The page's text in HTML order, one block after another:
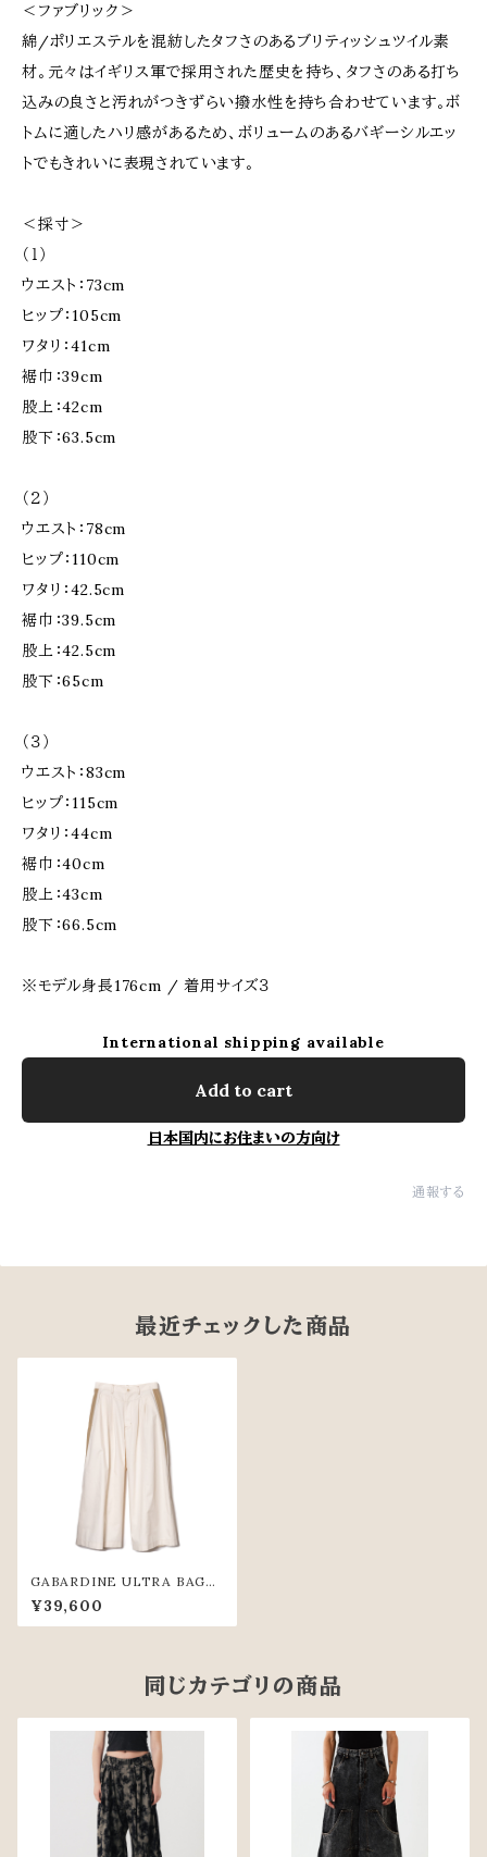
＜ファブリック＞
綿/ポリエステルを混紡したタフさのあるブリティッシュツイル素
材。元々はイギリス軍で採用された歴史を持ち、タフさのある打ち
込みの良さと汚れがつきずらい撥水性を持ち合わせています。ボ
トムに適したハリ感があるため、ボリュームのあるバギーシルエッ
トでもきれいに表現されています。
＜採寸＞
（１）
ウエスト：73cm
ヒップ：105cm
ワタリ：41cm
裾巾：39cm
股上：42cm
股下：63.5cm
（２）
ウエスト：78cm
ヒップ：110cm
ワタリ：42.5cm
裾巾：39.5cm
股上：42.5cm
股下：65cm
（３）
ウエスト：83cm
ヒップ：115cm
ワタリ：44cm
裾巾：40cm
股上：43cm
股下：66.5cm
※モデル身長176cm / 着用サイズ３
International shipping available
Add to cart
日本国内にお住まいの方向け
通報する
最近チェックした商品
GABARDINE ULTRA BAGG
Y PANTS (IVR)
¥39,600
同じカテゴリの商品